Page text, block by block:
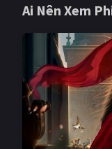
Ai Nên Xem